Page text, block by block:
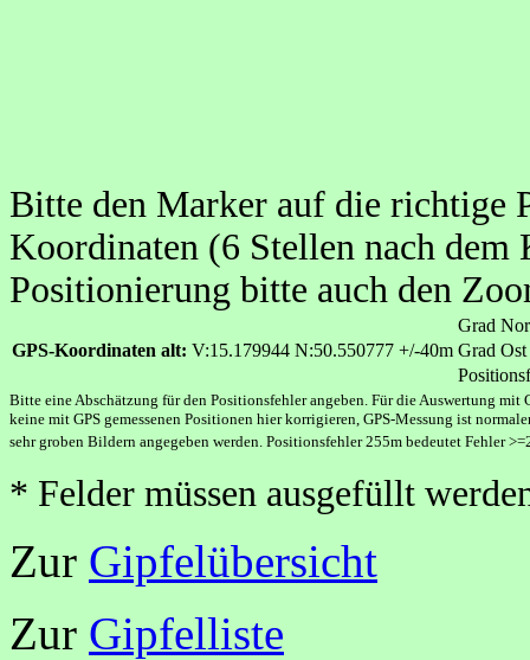
Bitte den Marker auf die richtige
Koordinaten (6 Stellen nach dem
Positionierung bitte auch den
GPS-Koordinaten alt: V:15.179944 N:50.550777 +/-40m
Grad
Grad Ost
Bitte eine Abschätzung für den Positionsfehler angeben. Für die Auswertung
keine mit GPS gemessenen Positionen hier korrigieren, GPS-Messung ist
sehr groben Bildern angegeben werden. Positionsfehler 255m bedeutet Fehler
* Felder müssen ausgefüllt
Zur Gipfelübersicht
Zur Gipfelliste